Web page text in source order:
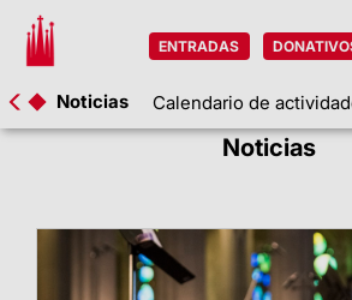
ENTRADAS
Noticias Calendario de
Noticias